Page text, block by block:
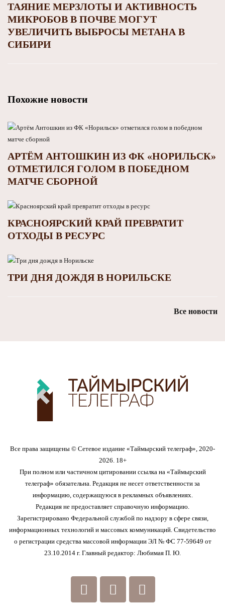
ТАЯНИЕ МЕРЗЛОТЫ И АКТИВНОСТЬ
МИКРОБОВ В ПОЧВЕ МОГУТ
УВЕЛИЧИТЬ ВЫБРОСЫ МЕТАНА В
СИБИРИ
Похожие новости
АРТЁМ АНТОШКИН ИЗ ФК «НОРИЛЬСК»
ОТМЕТИЛСЯ ГОЛОМ В ПОБЕДНОМ
МАТЧЕ СБОРНОЙ
КРАСНОЯРСКИЙ КРАЙ ПРЕВРАТИТ
ОТХОДЫ В РЕСУРС
ТРИ ДНЯ ДОЖДЯ В НОРИЛЬСКЕ
Все новости
Все права защищены © Сетевое издание «Таймырский телеграф», 2020-
2026. 18+
При полном или частичном цитировании ссылка на «Таймырский
телеграф» обязательна. Редакция не несет ответственности за
информацию, содержащуюся в рекламных объявлениях.
Редакция не предоставляет справочную информацию.
Зарегистрировано Федеральной службой по надзору в сфере связи,
информационных технологий и массовых коммуникаций. Свидетельство
о регистрации средства массовой информации ЭЛ № ФС 77-59649 от
23.10.2014 г. Главный редактор: Любимая П. Ю.